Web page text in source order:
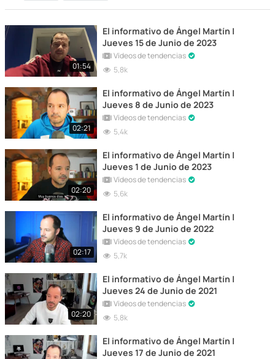
01:54
El informativo de Ángel Martín |
Jueves 15 de Junio de 2023
Vídeos de tendencias
5,8k
02:21
El informativo de Ángel Martín |
Jueves 8 de Junio de 2023
Vídeos de tendencias
5,4k
02:20
El informativo de Ángel Martín |
Jueves 1 de Junio de 2023
Vídeos de tendencias
5,6k
02:17
El informativo de Ángel Martín |
Jueves 9 de Junio de 2022
Vídeos de tendencias
5,7k
02:20
El informativo de Ángel Martín |
Jueves 24 de Junio de 2021
Vídeos de tendencias
5,8k
El informativo de Ángel Martín |
Jueves 17 de Junio de 2021